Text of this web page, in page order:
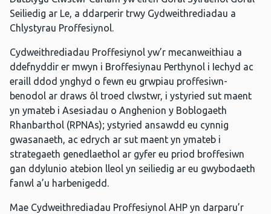
Seiliedig ar Le, a ddarperir trwy Gydweithrediadau a
Chlystyrau Proffesiynol.
Cydweithrediadau Proffesiynol yw’r mecanweithiau a
ddefnyddir er mwyn i Broffesiynau Perthynol i Iechyd ac
eraill ddod ynghyd o fewn eu grwpiau proffesiwn-
benodol ar draws ôl troed clwstwr, i ystyried sut maent
yn ymateb i Asesiadau o Anghenion y Boblogaeth
Rhanbarthol (RPNAs); ystyried ansawdd eu cynnig
gwasanaeth, ac edrych ar sut maent yn ymateb i
strategaeth genedlaethol ar gyfer eu priod broffesiwn
gan ddylunio atebion lleol yn seiliedig ar eu gwybodaeth
fanwl a’u harbenigedd.
Mae Cydweithrediadau Proffesiynol AHP yn darparu’r